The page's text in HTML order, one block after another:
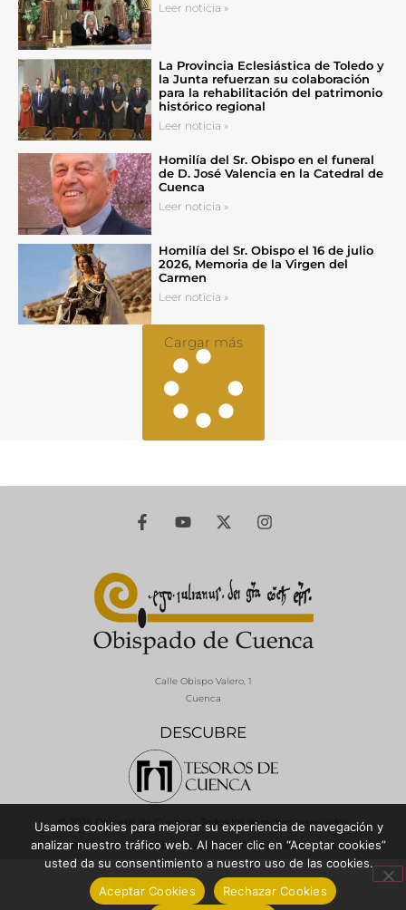
Leer noticia »
La Provincia Eclesiástica de Toledo y
la Junta refuerzan su colaboración
para la rehabilitación del patrimonio
histórico regional
Leer noticia »
Homilía del Sr. Obispo en el funeral
de D. José Valencia en la Catedral de
Cuenca
Leer noticia »
Homilía del Sr. Obispo el 16 de julio
2026, Memoria de la Virgen del
Carmen
Leer noticia »
Cargar más
DESCUBRE
Calle Obispo Valero, 1
Cuenca
© 2026 Diócesis de Cuenca - Todos los derechos reservados
Política de Privacidad / Aviso LegalPolítica de Cookies
Usamos cookies para mejorar su experiencia de navegación y
analizar nuestro tráfico web. Al hacer clic en “Aceptar cookies”
usted da su consentimiento a nuestro uso de las cookies.
Aceptar Cookies
Rechazar Cookies